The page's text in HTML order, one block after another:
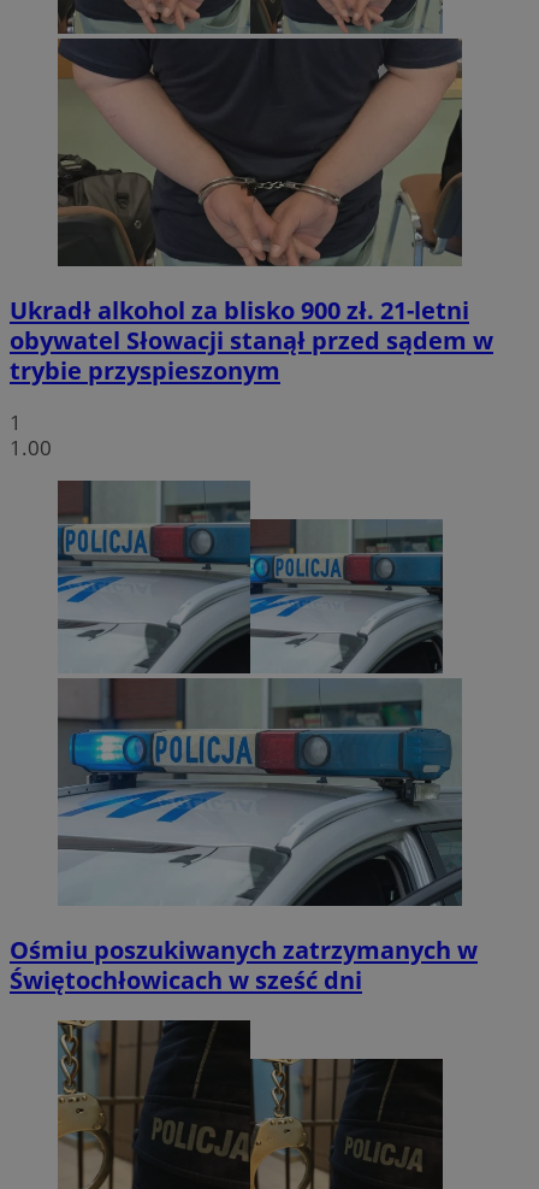
Ukradł alkohol za blisko 900 zł. 21-letni
obywatel Słowacji stanął przed sądem w
trybie przyspieszonym
1
1.00
Ośmiu poszukiwanych zatrzymanych w
Świętochłowicach w sześć dni